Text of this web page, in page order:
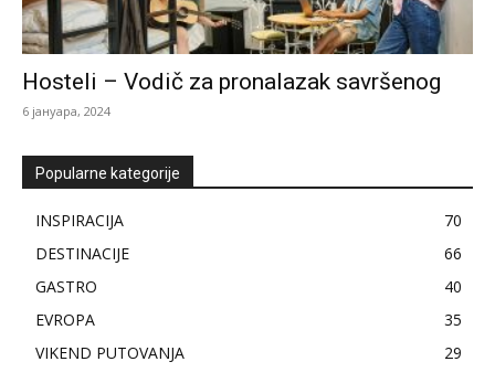
Hosteli – Vodič za pronalazak savršenog
6 јануара, 2024
Popularne kategorije
INSPIRACIJA
70
DESTINACIJE
66
GASTRO
40
EVROPA
35
VIKEND PUTOVANJA
29